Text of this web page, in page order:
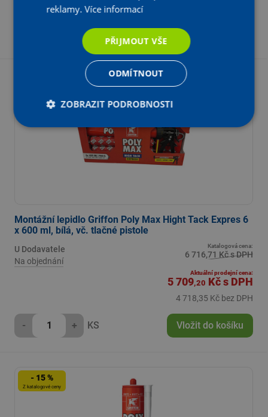
KS Vložit do košíku
Montážní lepidlo Griffon Poly Max Hight Tack Expres 6
x 600 ml, bílá, vč. tlačné pistole
U Dodavatele
Na objednání
Katalogová cena:
6 716,71 Kč s DPH
Aktuální prodejní cena:
5 709,20 Kčs DPH
4 718,35 Kč bez DPH
- + KS Vložit do košíku
- 15 %
Z katalogové ceny
reklamy.Více informací
PŘIJMOUT VŠE
ODMÍTNOUT
ZOBRAZIT PODROBNOSTI